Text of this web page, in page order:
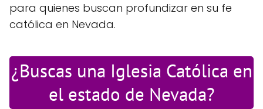
para quienes buscan profundizar en su fe
católica en Nevada.
¿Buscas una Iglesia Católica en
el estado de Nevada?